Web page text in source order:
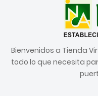
Bienvenidos a Tienda
todo lo que necesita